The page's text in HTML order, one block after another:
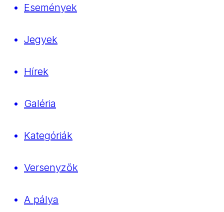
Események
Jegyek
Hírek
Galéria
Kategóriák
Versenyzők
A pálya